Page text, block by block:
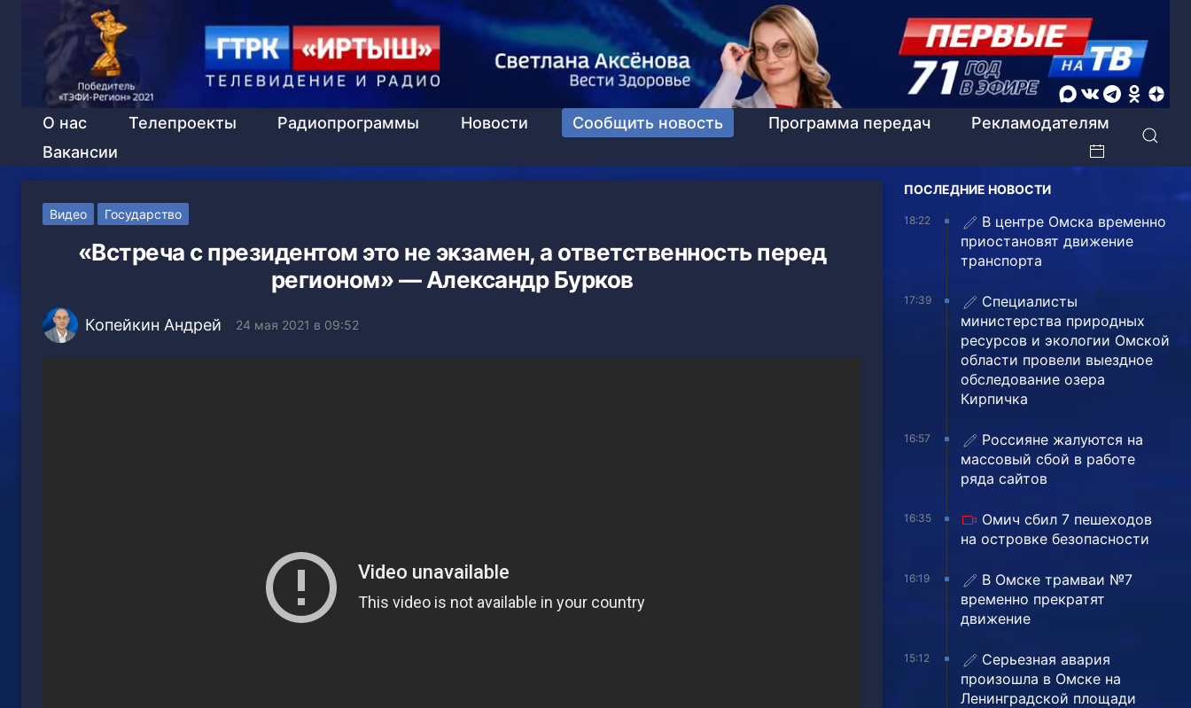
О нас Телепроекты Радиопрограммы Новости Сообщить новость Программа передач
Рекламодателям
Вакансии
Видео Государство
«Встреча с президентом это не экзамен, а ответственность перед
регионом» — Александр Бурков
Копейкин Андрей 24 мая 2021 в 09:52
ПОСЛЕДНИЕ НОВОСТИ
18:22
В центре Омска временно
приостановят движение
транспорта
17:39
Специалисты
министерства природных
ресурсов и экологии Омской
области провели выездное
обследование озера
Кирпичка
16:57
Россияне жалуются на
массовый сбой в работе
ряда сайтов
16:35
Омич сбил 7 пешеходов
на островке безопасности
16:19
В Омске трамваи №7
временно прекратят
движение
15:12
Серьезная авария
произошла в Омске на
Ленинградской площади